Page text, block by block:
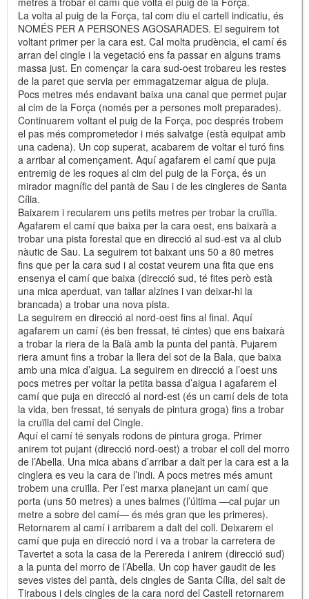
La volta al puig de la Força, tal com diu el cartell indicatiu, és
NOMÉS PER A PERSONES AGOSARADES. El seguirem tot
voltant primer per la cara est. Cal molta prudència, el camí és
arran del cingle i la vegetació ens fa passar en alguns trams
massa just. En començar la cara sud-oest trobareu les restes
de la paret que servia per emmagatzemar aigua de pluja.
Pocs metres més endavant baixa una canal que permet pujar
al cim de la Força (només per a persones molt preparades).
Continuarem voltant el puig de la Força, poc després trobem
el pas més comprometedor i més salvatge (està equipat amb
una cadena). Un cop superat, acabarem de voltar el turó fins
a arribar al començament. Aquí agafarem el camí que puja
entremig de les roques al cim del puig de la Força, és un
mirador magnífic del pantà de Sau i de les cingleres de Santa
Cília.
Baixarem i recularem uns petits metres per trobar la cruïlla.
Agafarem el camí que baixa per la cara oest, ens baixarà a
trobar una pista forestal que en direcció al sud-est va al club
nàutic de Sau. La seguirem tot baixant uns 50 a 80 metres
fins que per la cara sud i al costat veurem una fita que ens
ensenya el camí que baixa (direcció sud, té fites però està
una mica aperduat, van tallar alzines i van deixar-hi la
brancada) a trobar una nova pista.
La seguirem en direcció al nord-oest fins al final. Aquí
agafarem un camí (és ben fressat, té cintes) que ens baixarà
a trobar la riera de la Balà amb la punta del pantà. Pujarem
riera amunt fins a trobar la llera del sot de la Bala, que baixa
amb una mica d’aigua. La seguirem en direcció a l’oest uns
pocs metres per voltar la petita bassa d’aigua i agafarem el
camí que puja en direcció al nord-est (és un camí dels de tota
la vida, ben fressat, té senyals de pintura groga) fins a trobar
la cruïlla del camí del Cingle.
Aquí el camí té senyals rodons de pintura groga. Primer
anirem tot pujant (direcció nord-oest) a trobar el coll del morro
de l’Abella. Una mica abans d’arribar a dalt per la cara est a la
cinglera es veu la cara de l’indi. A pocs metres més amunt
trobem una cruïlla. Per l’est marxa planejant un camí que
porta (uns 50 metres) a unes balmes (l’última —cal pujar un
metre a sobre del camí— és més gran que les primeres).
Retornarem al camí i arribarem a dalt del coll. Deixarem el
camí que puja en direcció nord i va a trobar la carretera de
Tavertet a sota la casa de la Perereda i anirem (direcció sud)
a la punta del morro de l’Abella. Un cop haver gaudit de les
seves vistes del pantà, dels cingles de Santa Cília, del salt de
Tirabous i dels cingles de la cara nord del Castell retornarem